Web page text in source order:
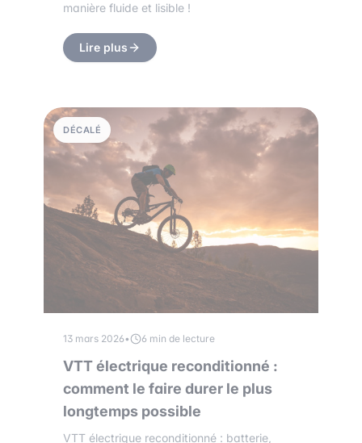
manière fluide et lisible !
Lire plus
DÉCALÉ
13 mars 2026• 6 min de lecture
VTT électrique reconditionné :
comment le faire durer le plus
longtemps possible
VTT électrique reconditionné : batterie,